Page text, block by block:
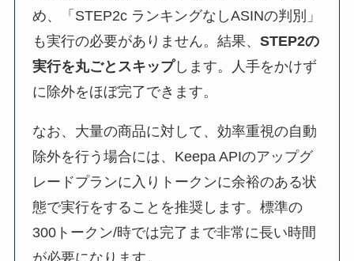
め、「STEP2c ランキングなしASINの判別」
も実行の必要がありません。結果、STEP2の
実行を丸ごとスキップします。人手をかけず
に除外をほぼ完了できます。
なお、大量の商品に対して、効率重視の自動
除外を行う場合には、Keepa APIのアップグ
レードプランに入りトークンに余裕のある状
態で実行をすることを推奨します。標準の
300トークン/時では完了まで非常に長い時間